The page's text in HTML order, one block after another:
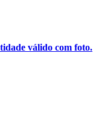
válido com foto.